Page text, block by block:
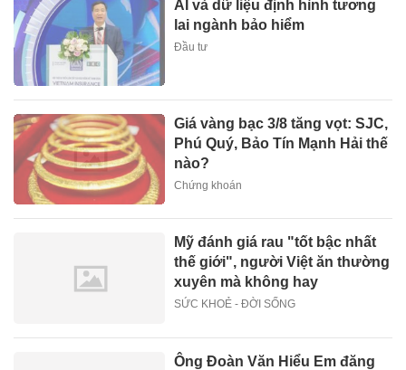
AI và dữ liệu định hình tương
lai ngành bảo hiểm
Đầu tư
Giá vàng bạc 3/8 tăng vọt: SJC,
Phú Quý, Bảo Tín Mạnh Hải thế
nào?
Chứng khoán
Mỹ đánh giá rau "tốt bậc nhất
thế giới", người Việt ăn thường
xuyên mà không hay
SỨC KHOẺ - ĐỜI SỐNG
Ông Đoàn Văn Hiểu Em đăng